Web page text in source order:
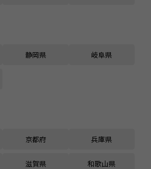
静岡県 岐阜県
京都府 兵庫県
滋賀県 和歌山県